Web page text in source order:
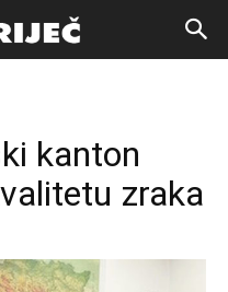
kanton
zraka